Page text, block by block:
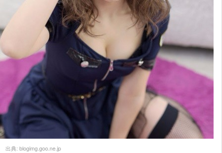
出典: blogimg.goo.ne.jp